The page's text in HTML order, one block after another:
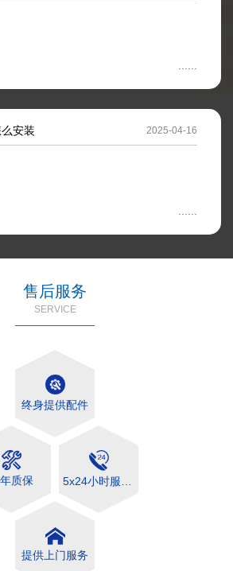
么安装 2025-04-16
售后服务
SERVICE
质保
终身提供配件
提供上门服务